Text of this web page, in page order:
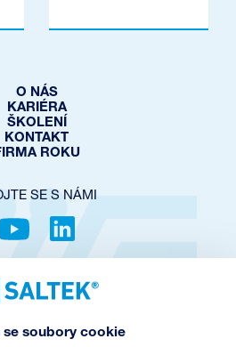
O NÁS
KARIÉRA
ŠKOLENÍ
KONTAKT
ROKU
SE S NÁMI
SOUKROMÍ
POLICY
PODMÍNKY
se soubory cookie